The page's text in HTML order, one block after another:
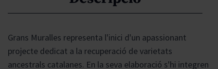
Grans Muralles representa l'inici d'un apassionant
projecte dedicat a la recuperació de varietats
ancestrals catalanes. En la seva elaboració s'hi integren